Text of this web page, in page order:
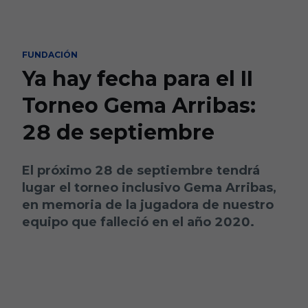
FUNDACIÓN
Ya hay fecha para el II
Torneo Gema Arribas:
28 de septiembre
El próximo 28 de septiembre tendrá
lugar el torneo inclusivo Gema Arribas,
en memoria de la jugadora de nuestro
equipo que falleció en el año 2020.